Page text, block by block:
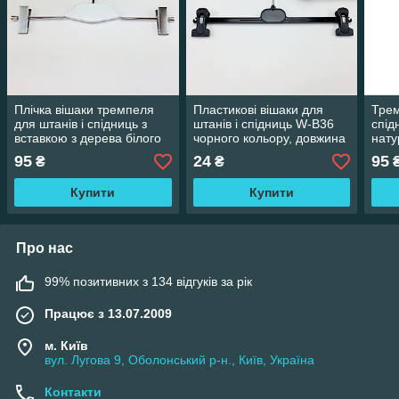
Плічка вішаки тремпеля
для штанів і спідниць з
вставкою з дерева білого
кольору, довжина 350 мм
95 ₴
Купити
Пластикові вішаки для
штанів і спідниць W-B36
чорного кольору, довжина
360 мм
24₴
Купити
95
Про нас
99% позитивних з 134 відгуків за рік
Працює з 13.07.2009
м. Київ
вул. Лугова 9, Оболонський р-н., Київ, Україна
Контакти